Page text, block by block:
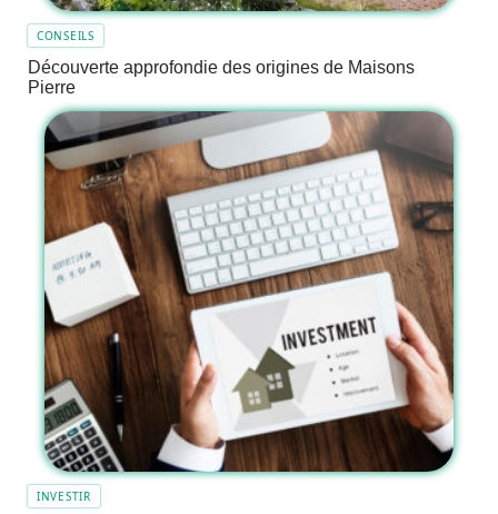
CONSEILS
Découverte approfondie des origines de Maisons
Pierre
INVESTIR